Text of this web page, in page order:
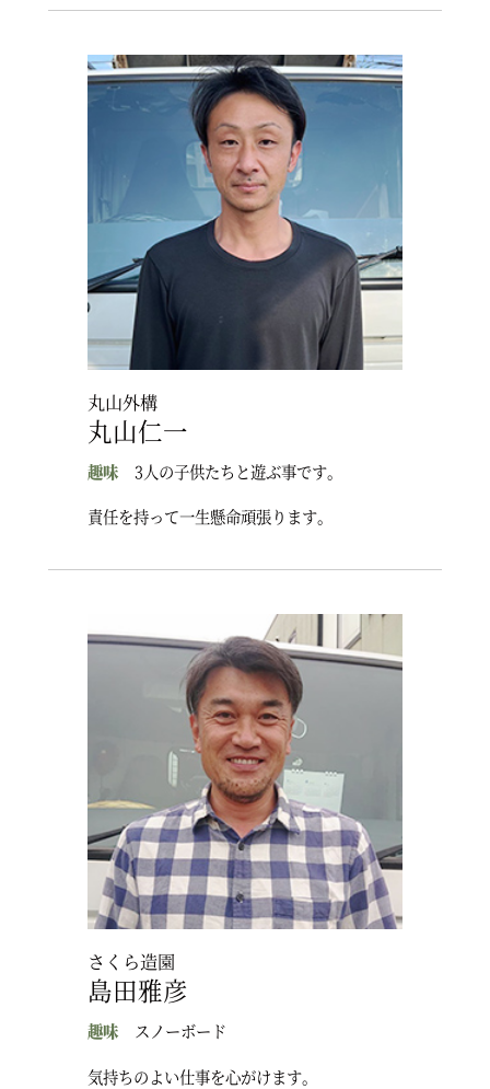
丸山外構
丸山仁一
趣味
3人の子供たちと遊ぶ事です。
責任を持って一生懸命頑張ります。
さくら造園
島田雅彦
趣味
スノーボード
気持ちのよい仕事を心がけます。